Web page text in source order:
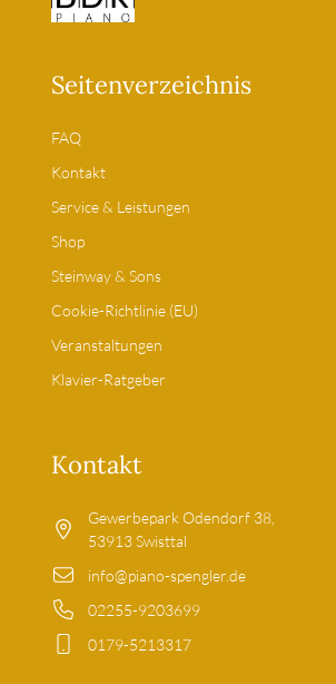
Seitenverzeichnis
FAQ
Kontakt
Service & Leistungen
Shop
Steinway & Sons
Cookie-Richtlinie (EU)
Veranstaltungen
Klavier-Ratgeber
Kontakt
Gewerbepark Odendorf 38,
53913 Swisttal
info@piano-spengler.de
02255-9203699
0179-5213317